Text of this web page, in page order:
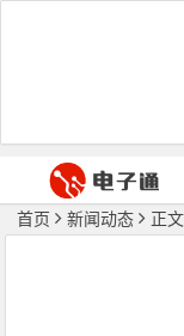
首页 新闻动态 正文